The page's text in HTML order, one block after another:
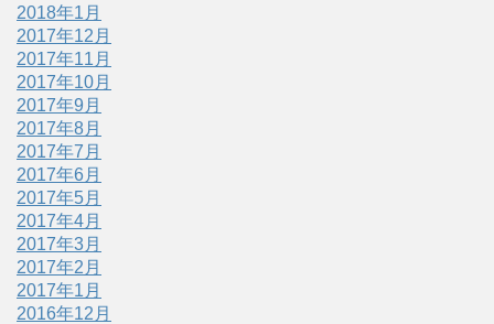
2018年1月
2017年12月
2017年11月
2017年10月
2017年9月
2017年8月
2017年7月
2017年6月
2017年5月
2017年4月
2017年3月
2017年2月
2017年1月
2016年12月